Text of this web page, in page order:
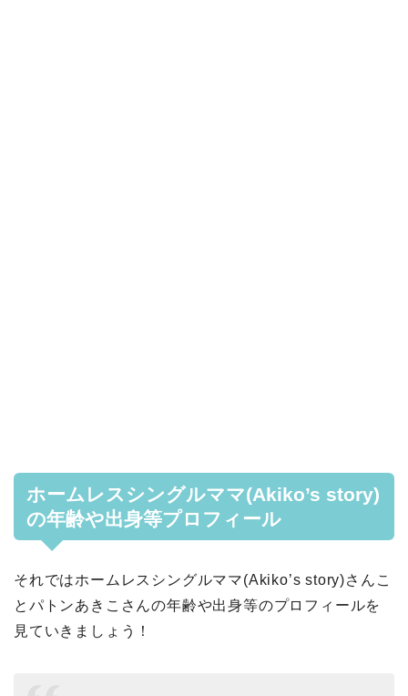
ホームレスシングルママ(Akiko’s story)
の年齢や出身等プロフィール
それではホームレスシングルママ(Akiko’s story)さんこ
とパトンあきこさんの年齢や出身等のプロフィールを
見ていきましょう！